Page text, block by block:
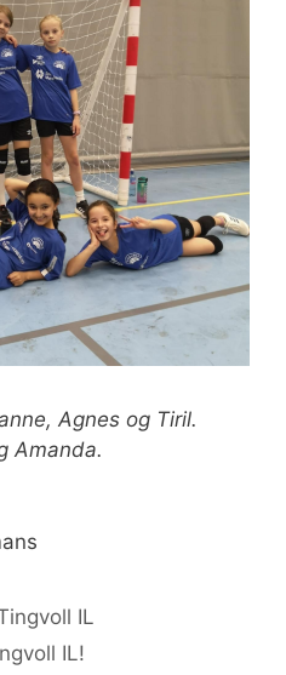
Agnes og Tiril.
Amanda.
IL
IL!